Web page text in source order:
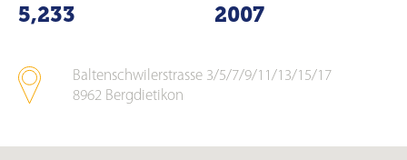
5,233 2007
Baltenschwilerstrasse 3/5/7/9/11/13/15/17
8962 Bergdietikon